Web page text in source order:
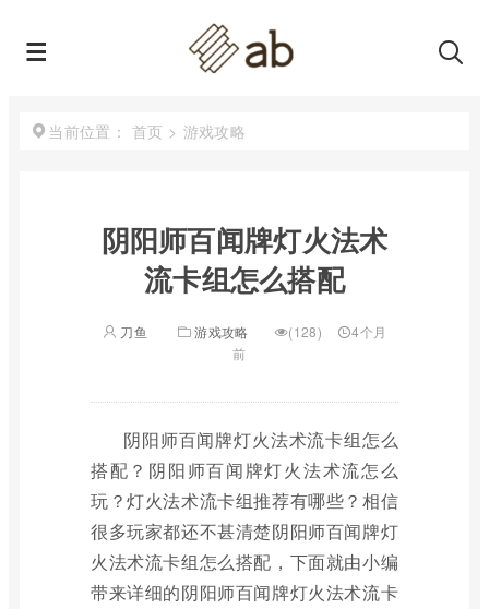
当前位置： 首页 > 游戏攻略
阴阳师百闻牌灯火法术
流卡组怎么搭配
刀鱼 游戏攻略 (128)
4个月
前
阴阳师百闻牌灯火法术流卡组怎么
搭配？阴阳师百闻牌灯火法术流怎么
玩？灯火法术流卡组推荐有哪些？相信
很多玩家都还不甚清楚阴阳师百闻牌灯
火法术流卡组怎么搭配，下面就由小编
带来详细的阴阳师百闻牌灯火法术流卡